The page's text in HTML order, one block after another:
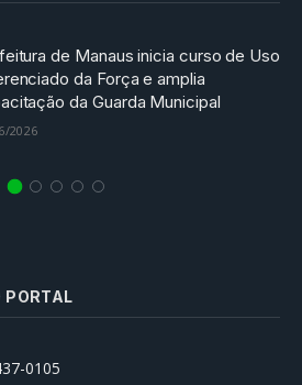
de Manaus inicia curso de Uso
da Força e amplia
da Guarda Municipal
2026
PORTAL
0105